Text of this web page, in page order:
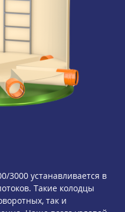
3000 устанавливается в
Такие колодцы
так и